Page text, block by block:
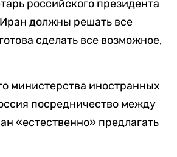
российского президента
должны решать все
сделать все возможное,
министерства иностранных
посредничество между
«естественно» предлагать